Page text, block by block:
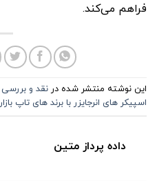
فراهم می‌کند.
این نوشته منتشر شده در نقد و بررسی
اسپیکر های انرجایزر با برند های تاپ بازار
داده پرداز متین